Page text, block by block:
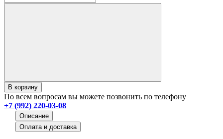
В корзину
По всем вопросам вы можете позвонить по телефону
+7 (992) 220-03-08
Описание
Оплата и доставка